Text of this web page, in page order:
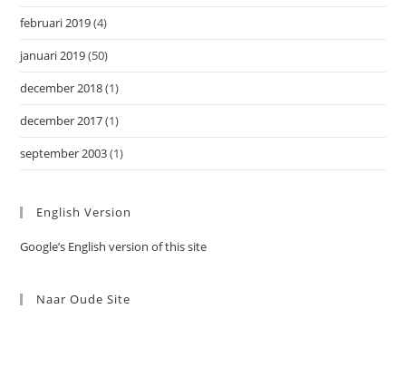
februari 2019(4)
januari 2019(50)
december 2018(1)
december 2017(1)
september 2003(1)
English Version
Google’s English version of this site
Naar Oude Site